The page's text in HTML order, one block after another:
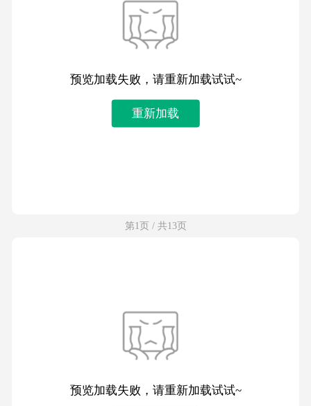
预览加载失败，请重新加载试试~
重新加载
第1页 / 共13页
预览加载失败，请重新加载试试~